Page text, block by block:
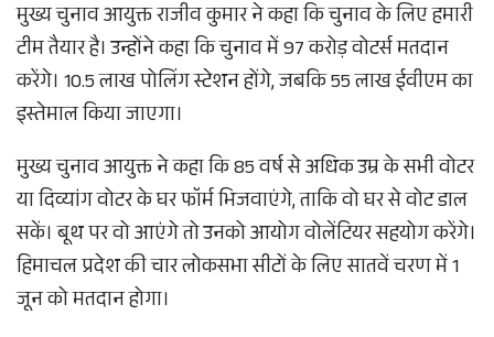
मुख्य चुनाव आयुक्त राजीव कुमार ने कहा कि चुनाव के लिए हमारी
टीम तैयार है। उन्होंने कहा कि चुनाव में 97 करोड़ वोटर्स मतदान
करेंगे। 10.5 लाख पोलिंग स्टेशन होंगे, जबकि 55 लाख ईवीएम का
इस्तेमाल किया जाएगा।
मुख्य चुनाव आयुक्त ने कहा कि 85 वर्ष से अधिक उम्र के सभी वोटर
या दिव्यांग वोटर के घर फॉर्म भिजवाएंगे, ताकि वो घर से वोट डाल
सकें। बूथ पर वो आएंगे तो उनको आयोग वोलेंटियर सहयोग करेंगे।
हिमाचल प्रदेश की चार लोकसभा सीटों के लिए सातवें चरण में 1
जून को मतदान होगा।